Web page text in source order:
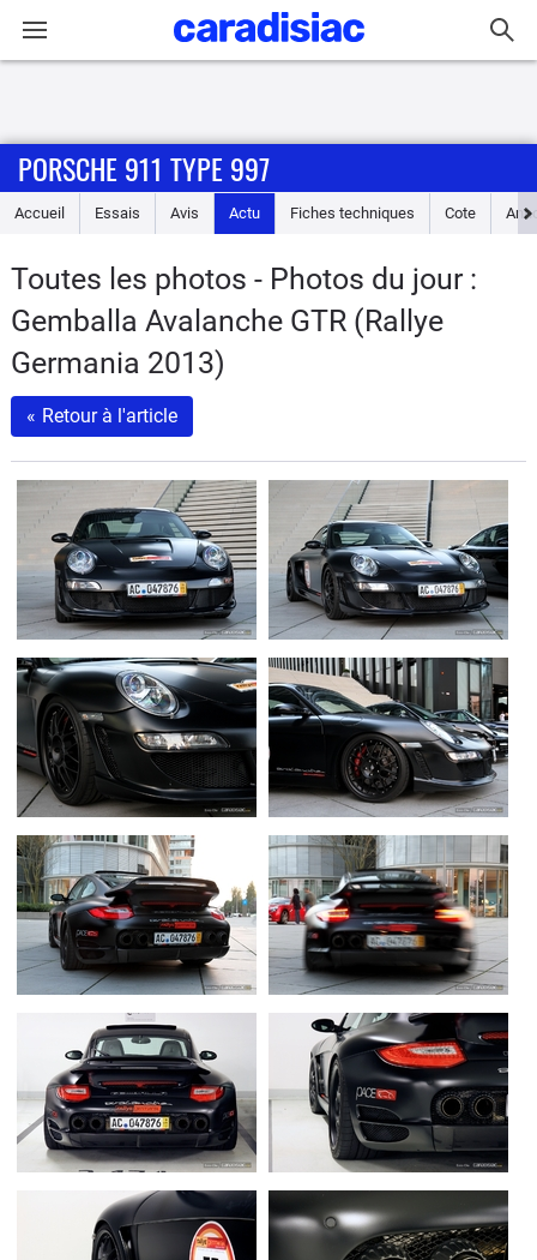
Accueil
Essais
Guide
d'achat
Electriques
Utilitaires
Flottes
Auto
Services
Forum
Moto
Marques
PORSCHE 911 TYPE 997
Accueil Essais Avis Actu Fiches techniques Cote
Toutes les photos - Photos du jour :
Gemballa Avalanche GTR (Rallye
Germania 2013)
« Retour à l'article